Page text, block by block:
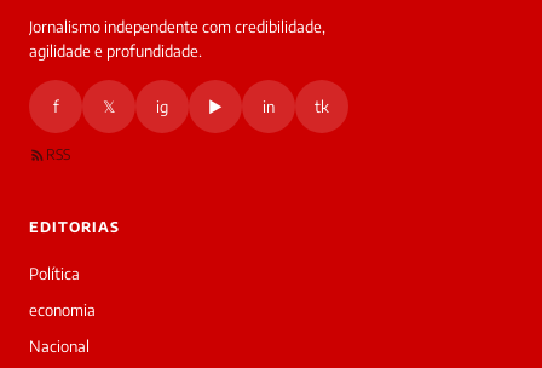
Jornalismo independente com credibilidade,
agilidade e profundidade.
f 𝕏 ig ▶ in tk
RSS
EDITORIAS
Política
economia
Nacional